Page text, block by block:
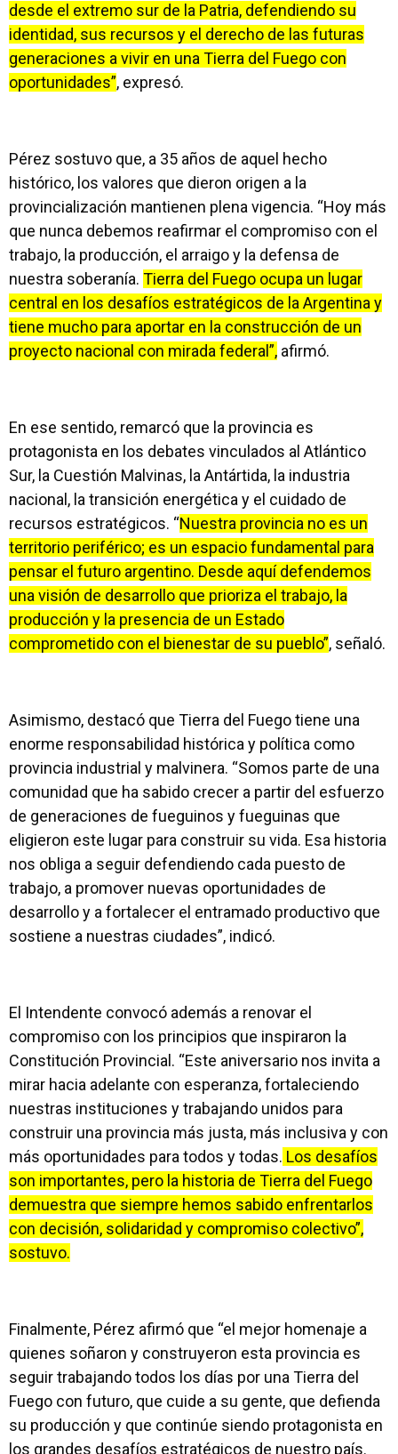
desde el extremo sur de la Patria, defendiendo su
identidad, sus recursos y el derecho de las futuras
generaciones a vivir en una Tierra del Fuego con
oportunidades”, expresó.
Pérez sostuvo que, a 35 años de aquel hecho
histórico, los valores que dieron origen a la
provincialización mantienen plena vigencia. “Hoy más
que nunca debemos reafirmar el compromiso con el
trabajo, la producción, el arraigo y la defensa de
nuestra soberanía. Tierra del Fuego ocupa un lugar
central en los desafíos estratégicos de la Argentina y
tiene mucho para aportar en la construcción de un
proyecto nacional con mirada federal”, afirmó.
En ese sentido, remarcó que la provincia es
protagonista en los debates vinculados al Atlántico
Sur, la Cuestión Malvinas, la Antártida, la industria
nacional, la transición energética y el cuidado de
recursos estratégicos. “Nuestra provincia no es un
territorio periférico; es un espacio fundamental para
pensar el futuro argentino. Desde aquí defendemos
una visión de desarrollo que prioriza el trabajo, la
producción y la presencia de un Estado
comprometido con el bienestar de su pueblo”, señaló.
Asimismo, destacó que Tierra del Fuego tiene una
enorme responsabilidad histórica y política como
provincia industrial y malvinera. “Somos parte de una
comunidad que ha sabido crecer a partir del esfuerzo
de generaciones de fueguinos y fueguinas que
eligieron este lugar para construir su vida. Esa historia
nos obliga a seguir defendiendo cada puesto de
trabajo, a promover nuevas oportunidades de
desarrollo y a fortalecer el entramado productivo que
sostiene a nuestras ciudades”, indicó.
El Intendente convocó además a renovar el
compromiso con los principios que inspiraron la
Constitución Provincial. “Este aniversario nos invita a
mirar hacia adelante con esperanza, fortaleciendo
nuestras instituciones y trabajando unidos para
construir una provincia más justa, más inclusiva y con
más oportunidades para todos y todas. Los desafíos
son importantes, pero la historia de Tierra del Fuego
demuestra que siempre hemos sabido enfrentarlos
con decisión, solidaridad y compromiso colectivo”,
sostuvo.
Finalmente, Pérez afirmó que “el mejor homenaje a
quienes soñaron y construyeron esta provincia es
seguir trabajando todos los días por una Tierra del
Fuego con futuro, que cuide a su gente, que defienda
su producción y que continúe siendo protagonista en
los grandes desafíos estratégicos de nuestro país.